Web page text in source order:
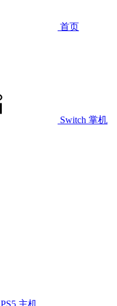
首页
Switch 掌机